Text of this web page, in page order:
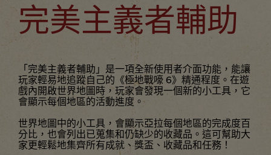
完美主義者輔助
「完美主義者輔助」是一項全新使用者介面功能，能讓
玩家輕易地追蹤自己的《極地戰嚎 6》精通程度。在遊
戲內開啟世界地圖時，玩家會發現一個新的小工具，它
會顯示每個地區的活動進度。
世界地圖中的小工具，會顯示亞拉每個地區的完成度百
分比，也會列出已蒐集和仍缺少的收藏品。這可幫助大
家更輕鬆地集齊所有成就、獎盃、收藏品和任務！